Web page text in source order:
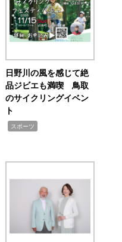
日野川の風を感じて絶
品ジビエも満喫 鳥取
のサイクリングイベン
ト
スポーツ